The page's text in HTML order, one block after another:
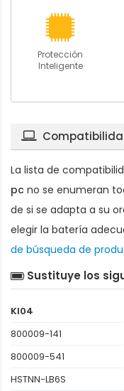
Protección
Inteligente
La lista de
pc no se enumeran
de si se adapta a su
elegir la batería
de búsqueda de
Sustituye los
KI04
800009-141
800009-541
HSTNN-LB6S